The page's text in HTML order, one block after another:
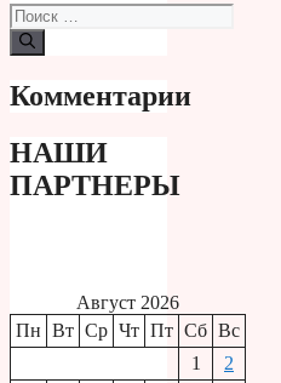
Поиск:
Комментарии
НАШИ
ПАРТНЕРЫ
Август 2026
Пн Вт Ср Чт Пт Сб Вс
1
2